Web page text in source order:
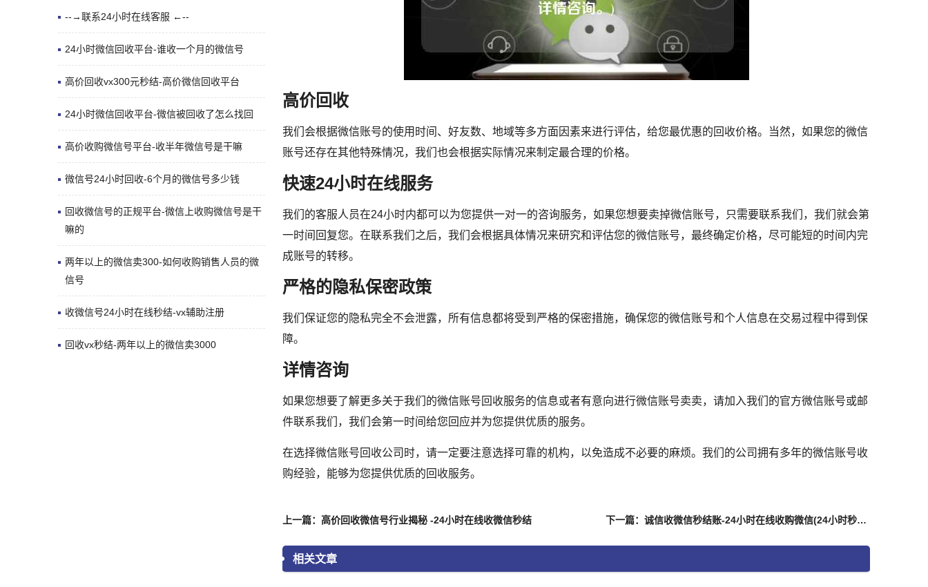
--→联系24小时在线客服 ←--
24小时微信回收平台-谁收一个月的微信号
高价回收vx300元秒结-高价微信回收平台
24小时微信回收平台-微信被回收了怎么找回
高价收购微信号平台-收半年微信号是干嘛
微信号24小时回收-6个月的微信号多少钱
回收微信号的正规平台-微信上收购微信号是干
嘛的
两年以上的微信卖300-如何收购销售人员的微
信号
收微信号24小时在线秒结-vx辅助注册
回收vx秒结-两年以上的微信卖3000
高价回收
我们会根据微信账号的使用时间、好友数、地域等多方面因素来进行评估，给您最优惠的回收价格。当然，如果您的微信
账号还存在其他特殊情况，我们也会根据实际情况来制定最合理的价格。
快速24小时在线服务
我们的客服人员在24小时内都可以为您提供一对一的咨询服务，如果您想要卖掉微信账号，只需要联系我们，我们就会第
一时间回复您。在联系我们之后，我们会根据具体情况来研究和评估您的微信账号，最终确定价格，尽可能短的时间内完
成账号的转移。
严格的隐私保密政策
我们保证您的隐私完全不会泄露，所有信息都将受到严格的保密措施，确保您的微信账号和个人信息在交易过程中得到保
障。
详情咨询
如果您想要了解更多关于我们的微信账号回收服务的信息或者有意向进行微信账号卖卖，请加入我们的官方微信账号或邮
件联系我们，我们会第一时间给您回应并为您提供优质的服务。
在选择微信账号回收公司时，请一定要注意选择可靠的机构，以免造成不必要的麻烦。我们的公司拥有多年的微信账号收
购经验，能够为您提供优质的回收服务。
上一篇：高价回收微信号行业揭秘 -24小时在线收微信秒结 下一篇：诚信收微信秒结账-24小时在线收购微信(24小时秒结微信收购，诚信服务保障)
相关文章